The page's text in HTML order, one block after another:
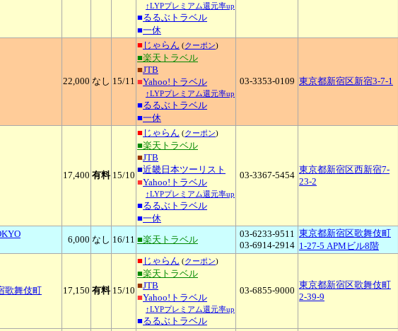
↑LYPプレミアム還元率up
■るるぶトラベル
■一休
22,000 なし 15/11
■ じゃらん (クーポン)
■楽天トラベル
■JTB
■Yahoo!トラベル
↑LYPプレミアム還元率up
■るるぶトラベル
■一休
03-3353-0109 東京都新宿区新宿3-7-1
17,400 有料 15/10
■ じゃらん (クーポン)
■楽天トラベル
■JTB
■近畿日本ツーリスト
■Yahoo!トラベル
↑LYPプレミアム還元率up
■るるぶトラベル
■一休
03-3367-5454
東京都新宿区西新宿7-
23-2
6,000 なし 16/11 ■楽天トラベル
03-6233-9511
03-6914-2914
東京都新宿区歌舞伎町
1-27-5 APMビル8階
歌舞伎町 17,150 有料 15/10
■ じゃらん (クーポン)
■楽天トラベル
■JTB
■Yahoo!トラベル
↑LYPプレミアム還元率up
■るるぶトラベル
03-6855-9000
東京都新宿区歌舞伎町
2-39-9